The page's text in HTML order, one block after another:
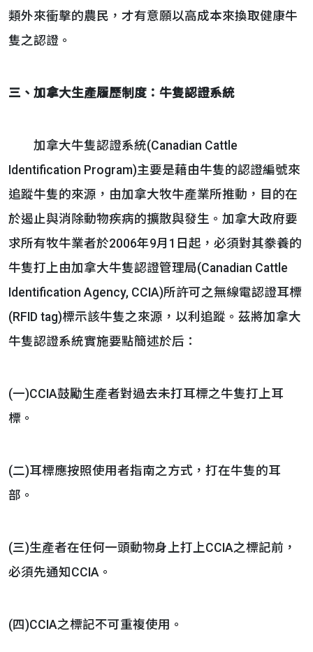
類外來衝擊的農民，才有意願以高成本來換取健康牛
隻之認證。
三、加拿大生產履歷制度：牛隻認證系統
加拿大牛隻認證系統(Canadian Cattle
Identification Program)主要是藉由牛隻的認證編號來
追蹤牛隻的來源，由加拿大牧牛產業所推動，目的在
於遏止與消除動物疾病的擴散與發生。加拿大政府要
求所有牧牛業者於2006年9月1日起，必須對其豢養的
牛隻打上由加拿大牛隻認證管理局(Canadian Cattle
Identification Agency, CCIA)所許可之無線電認證耳標
(RFID tag)標示該牛隻之來源，以利追蹤。茲將加拿大
牛隻認證系統實施要點簡述於后：
(一)CCIA鼓勵生產者對過去未打耳標之牛隻打上耳
標。
(二)耳標應按照使用者指南之方式，打在牛隻的耳
部。
(三)生產者在任何一頭動物身上打上CCIA之標記前，
必須先通知CCIA。
(四)CCIA之標記不可重複使用。